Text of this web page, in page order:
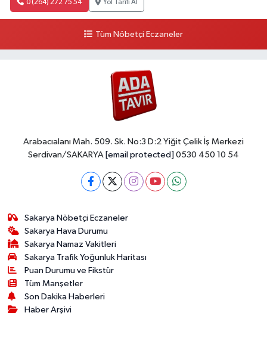
0 (264) 272 75 54 Yol Tarifi Al
Tüm Nöbetçi Eczaneler
Arabacıalanı Mah. 509. Sk. No:3 D:2 Yiğit Çelik İş Merkezi
Serdivan/SAKARYA [email protected] 0530 450 10 54
Sakarya Nöbetçi Eczaneler
Sakarya Hava Durumu
Sakarya Namaz Vakitleri
Sakarya Trafik Yoğunluk Haritası
Puan Durumu ve Fikstür
Tüm Manşetler
Son Dakika Haberleri
Haber Arşivi